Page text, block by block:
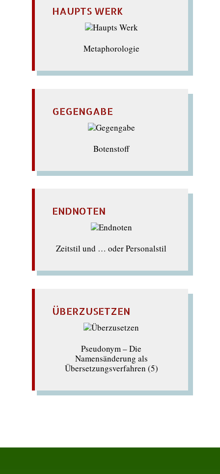
HAUPTS WERK
Metaphorologie
GEGENGABE
Botenstoff
ENDNOTEN
Zeitstil und … oder Personalstil
ÜBERZUSETZEN
Pseudonym – Die
Namensänderung als
Übersetzungsverfahren (5)